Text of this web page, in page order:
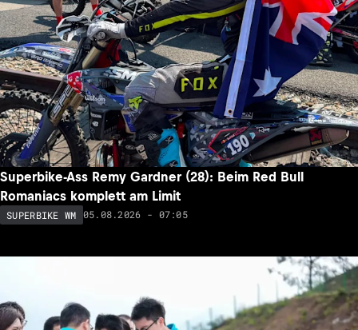
Superbike-Ass Remy Gardner (28): Beim Red Bull
Romaniacs komplett am Limit
SUPERBIKE WM 05.08.2026 - 07:05